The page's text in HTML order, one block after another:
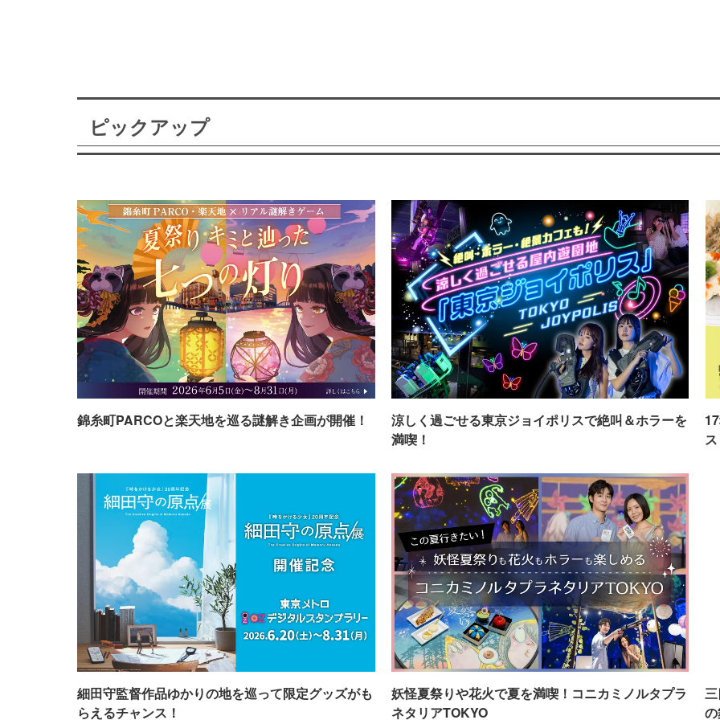
ピックアップ
錦糸町PARCOと楽天地を巡る謎解き企画が開催！
涼しく過ごせる東京ジョイポリスで絶叫＆ホラーを
満喫！
細田守監督作品ゆかりの地を巡って限定グッズがも
らえるチャンス！
妖怪夏祭りや花火で夏を満喫！コニカミノルタプラ
ネタリアTOKYO